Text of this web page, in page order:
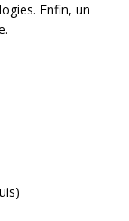
Enfin, un